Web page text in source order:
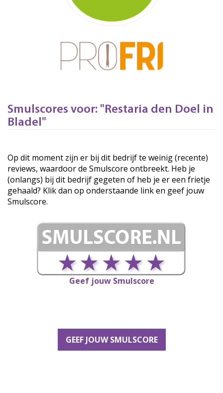
Smulscores voor: "Restaria den Doel in
Bladel"
Op dit moment zijn er bij dit bedrijf te weinig (recente)
reviews, waardoor de Smulscore ontbreekt. Heb je
(onlangs) bij dit bedrijf gegeten of heb je er een frietje
gehaald? Klik dan op onderstaande link en geef jouw
Smulscore.
Geef jouw Smulscore
GEEF JOUW SMULSCORE